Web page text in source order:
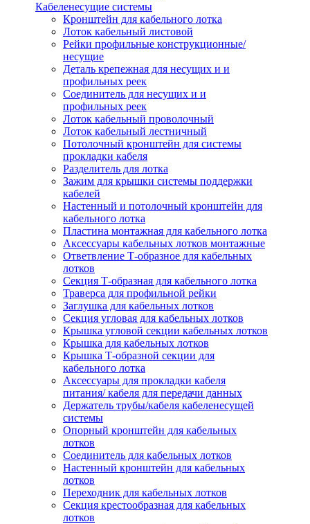
Кабеленесущие системы
Кронштейн для кабельного лотка
Лоток кабельный листовой
Рейки профильные конструкционные/
несущие
Деталь крепежная для несущих и и
профильных реек
Соединитель для несущих и и
профильных реек
Лоток кабельный проволочный
Лоток кабельный лестничный
Потолочный кронштейн для системы
прокладки кабеля
Разделитель для лотка
Зажим для крышки системы поддержки
кабелей
Настенный и потолочный кронштейн для
кабельного лотка
Пластина монтажная для кабельного лотка
Аксессуары кабельных лотков монтажные
Ответвление Т-образное для кабельных
лотков
Секция Т-образная для кабельного лотка
Траверса для профильной рейки
Заглушка для кабельных лотков
Секция угловая для кабельных лотков
Крышка угловой секции кабельных лотков
Крышка для кабельных лотков
Крышка Т-образной секции для
кабельного лотка
Аксессуары для прокладки кабеля
питания/ кабеля для передачи данных
Держатель трубы/кабеля кабеленесущей
системы
Опорный кронштейн для кабельных
лотков
Соединитель для кабельных лотков
Настенный кронштейн для кабельных
лотков
Переходник для кабельных лотков
Секция крестообразная для кабельных
лотков